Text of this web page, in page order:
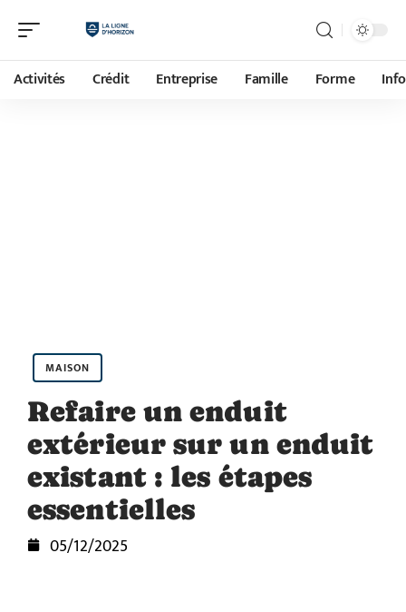
Activités Crédit Entreprise Famille Forme
MAISON
Refaire un enduit
extérieur sur un enduit
existant : les étapes
essentielles
05/12/2025